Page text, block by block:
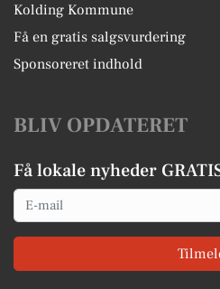
Kolding Kommune
Få en gratis salgsvurdering
Sponsoreret indhold
BLIV OPDATERET
Få lokale nyheder
Email